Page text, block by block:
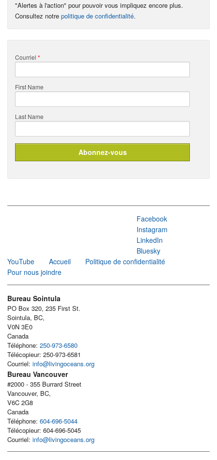
"Alertes à l'action" pour pouvoir vous impliquez encore plus.
Consultez notre politique de confidentialité.
Courriel *
First Name
Last Name
Facebook
Instagram
LinkedIn
Bluesky
YouTube
Accueil
Politique de confidentialité
Pour nous joindre
Bureau Sointula
PO Box 320, 235 First St.
Sointula, BC,
V0N 3E0
Canada
Téléphone: 250-973-6580
Télécopieur: 250-973-6581
Courriel: info@livingoceans.org
Bureau Vancouver
#2000 - 355 Burrard Street
Vancouver, BC,
V6C 2G8
Canada
Téléphone: 604-696-5044
Télécopieur: 604-696-5045
Courriel: info@livingoceans.org